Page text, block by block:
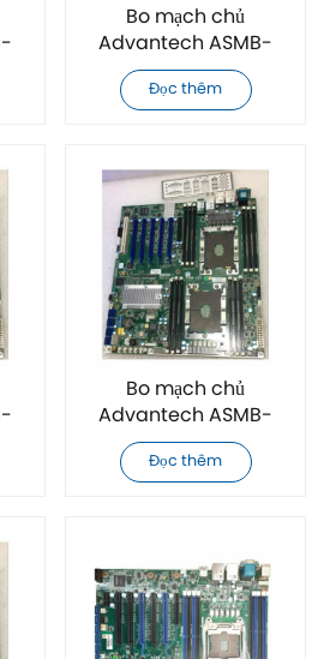
Bo mạch chủ
Advantech ASMB-
823-00A1E hoàn toàn
mới
Đọc thêm
Bo mạch chủ
Advantech ASMB-
925T2-00A1 hoàn
toàn mới
Đọc thêm